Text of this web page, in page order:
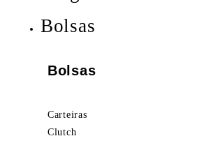
Bolsas
Bolsas
Carteiras
Clutch